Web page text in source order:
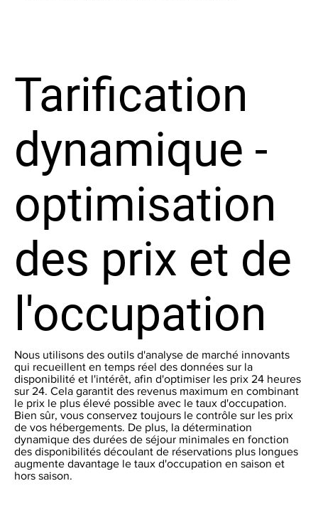
Nous utilisons des outils d'analyse de marché innovants
qui recueillent en temps réel des données sur la
disponibilité et l'intérêt, afin d'optimiser les prix 24 heures
sur 24. Cela garantit des revenus maximum en combinant
le prix le plus élevé possible avec le taux d'occupation.
Bien sûr, vous conservez toujours le contrôle sur les prix
de vos hébergements. De plus, la détermination
dynamique des durées de séjour minimales en fonction
des disponibilités découlant de réservations plus longues
augmente davantage le taux d'occupation en saison et
hors saison.
Tarification
dynamique -
optimisation
des prix et de
l'occupation